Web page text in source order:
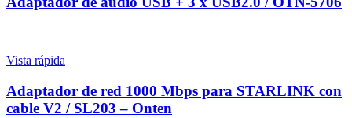
Vista rápida
Adaptador de red 1000 Mbps para STARLINK con
cable V2 / SL203 – Onten